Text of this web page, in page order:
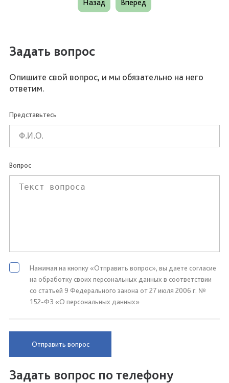
Назад Вперед
Задать вопрос
Опишите свой вопрос, и мы обязательно на него
ответим.
Представьтесь
Вопрос
Нажимая на кнопку «Отправить вопрос», вы даете согласие
на обработку своих персональных данных в соответствии
со статьей 9 Федерального закона от 27 июля 2006 г. №
152-ФЗ «О персональных данных»
Отправить вопрос
Задать вопрос по телефону